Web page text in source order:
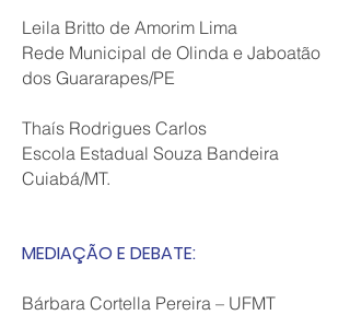
Leila Britto de Amorim Lima
Rede Municipal de Olinda e Jaboatão
dos Guararapes/PE
Thaís Rodrigues Carlos
Escola Estadual Souza Bandeira
Cuiabá/MT.
MEDIAÇÃO E DEBATE:
Bárbara Cortella Pereira – UFMT